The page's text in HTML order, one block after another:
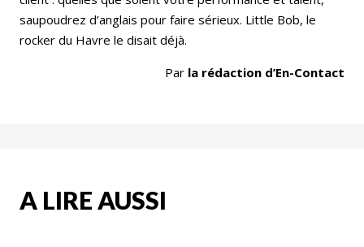
saupoudrez d’anglais pour faire sérieux. Little Bob, le
rocker du Havre le disait déjà.
Par la rédaction d’En-Contact
A LIRE AUSSI